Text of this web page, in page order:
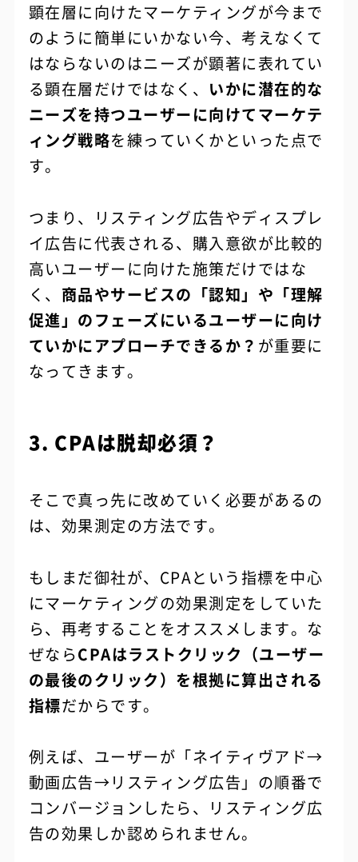
顕在層に向けたマーケティングが今まで
のように簡単にいかない今、考えなくて
はならないのはニーズが顕著に表れてい
る顕在層だけではなく、 いかに潜在的な
ニーズを持つユーザーに向けてマーケテ
ィング戦略を練っていくかといった点で
す。
つまり、リスティング広告やディスプレ
イ広告に代表される、購入意欲が比較的
高いユーザーに向けた施策だけではな
く、 商品やサービスの「認知」や「理解
促進」のフェーズにいるユーザーに向け
ていかにアプローチできるか？ が重要に
なってきます。
3. CPAは脱却必須？
そこで真っ先に改めていく必要があるの
は、効果測定の方法です。
もしまだ御社が、CPAという指標を中心
にマーケティングの効果測定をしていた
ら、再考することをオススメします。な
ぜならCPAはラストクリック（ユーザー
の最後のクリック）を根拠に算出される
指標だからです。
例えば、ユーザーが「ネイティヴアド→
動画広告→リスティング広告」の順番で
コンバージョンしたら、リスティング広
告の効果しか認められません。